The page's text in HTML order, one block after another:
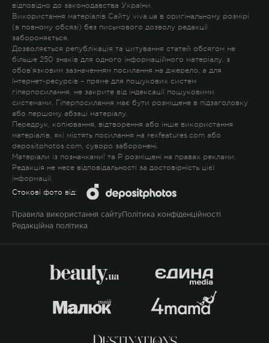
відповідно до законодавства України.
Використання матеріалів Сайту viva.ua в оригінальному розмірі
(в повному обсязі) без письмового дозволу редакції
забороняється.
Дозволяється републікація та цитування статей обсягом не
більше 250 знаків для одного інформаційного матеріалу, з
обов'язковим зазначенням посилання на джерело, а для
Інтернет-ресурсів – пряме для пошукових систем
гіперпосилання, не закрите від індексації пошуковими
системами. Гіперпосилання має бути розміщене в підзаголовку
або першому абзаці матеріалу.
Передрук, копіювання, відтворення або інше використання
матеріалів, які містять посилання на rexfeatures.com або
depositphotos.com, суворо заборонені.
Матеріали із позначками! та P розміщені на правах реклами.
Редакція не несе відповідальності за достовірність цієї
інформації.
Стокові фото від:
Правила використання сайту Політика конфіденційності
Редакційна політика